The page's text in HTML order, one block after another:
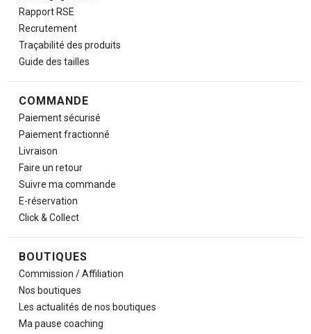
Rapport RSE
Recrutement
Traçabilité des produits
Guide des tailles
COMMANDE
Paiement sécurisé
Paiement fractionné
Livraison
Faire un retour
Suivre ma commande
E-réservation
Click & Collect
BOUTIQUES
Commission / Affiliation
Nos boutiques
Les actualités de nos boutiques
Ma pause coaching